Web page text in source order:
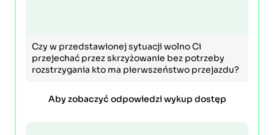
Czy w przedstawionej sytuacji wolno Ci
przejechać przez skrzyżowanie bez potrzeby
rozstrzygania kto ma pierwszeństwo przejazdu?
Aby zobaczyć odpowiedzi wykup dostęp